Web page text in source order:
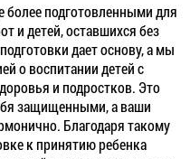
подготовленными для
и детей, оставшихся без
дает основу, а мы
о воспитании детей с
и подростков. Это
защищенными, а ваши
Благодаря такому
к принятию ребенка